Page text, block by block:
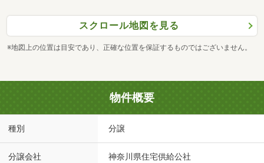
スクロール地図を見る
※地図上の位置は目安であり、正確な位置を保証するものではございません。
物件概要
種別 分譲
分譲会社 神奈川県住宅供給公社